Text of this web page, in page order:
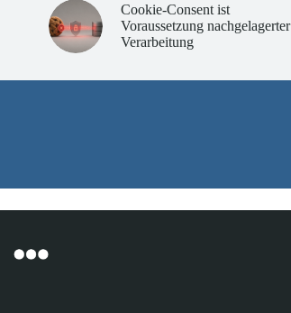
Cookie-Consent ist
Voraussetzung nachgelagerter
Verarbeitung